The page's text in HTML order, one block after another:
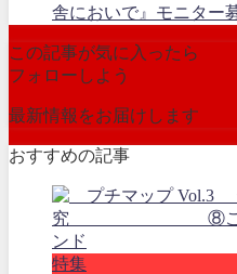
舎においで』モニター
この記事が気に入ったら
フォローしよう
最新情報をお届けします
おすすめの記事
特集